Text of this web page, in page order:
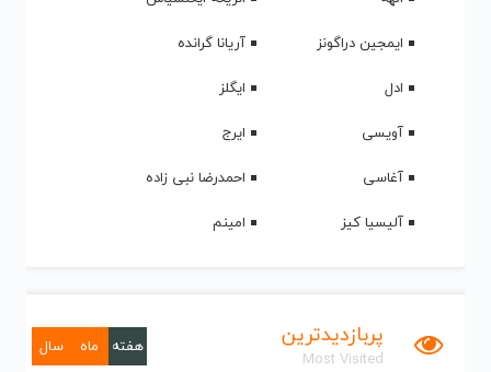
ایمجین دراگونز
آریانا گرانده
ادل
ایگلز
آویسی
ایرج
آغاسی
احمدرضا نبی زاده
آلیسیا کیز
امینم
پربازدیدترین
Most Visited
هفته ماه سال